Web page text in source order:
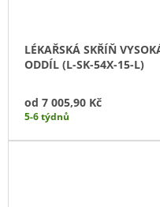
LÉKAŘSKÁ SKŘÍŇ
ODDÍL (L-SK-54X-15-L)
od 7 005,90 Kč
5-6 týdnů